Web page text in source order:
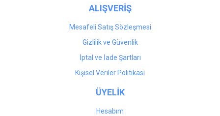
ALIŞVERİŞ
Mesafeli Satış Sözleşmesi
Gizlilik ve Güvenlik
İptal ve İade Şartları
Kişisel Veriler Politikası
ÜYELİK
Hesabım